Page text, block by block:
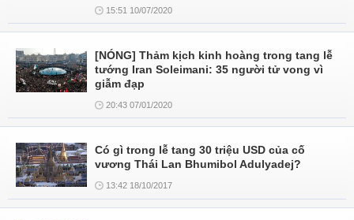
15:51 10/07/2020
[NÓNG] Thảm kịch kinh hoàng trong tang lễ
tướng Iran Soleimani: 35 người tử vong vì
giẫm đạp
20:43 07/01/2020
Có gì trong lễ tang 30 triệu USD của cố
vương Thái Lan Bhumibol Adulyadej?
13:42 18/10/2017